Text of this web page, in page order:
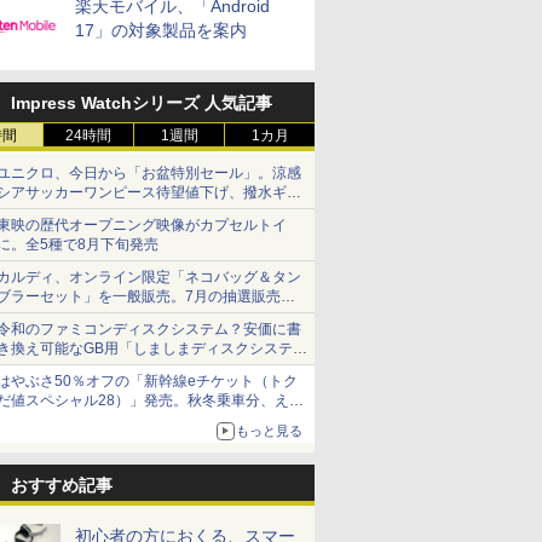
楽天モバイル、「Android
17」の対象製品を案内
Impress Watchシリーズ 人気記事
24時間 1週間 1カ月
ニクロ、今日から「お盆特別セール」。涼感
アサッカーワンピース待望値下げ、撥水ギア
ョーツは1990円に
映の歴代オープニング映像がカプセルトイ
。全5種で8月下旬発売
ルディ、オンライン限定「ネコバッグ＆タン
ラーセット」を一般販売。7月の抽選販売の
選無効分
和のファミコンディスクシステム？安価に書
換え可能なGB用「しましまディスクシステ
」
やぶさ50％オフの「新幹線eチケット（トク
値スペシャル28）」発売。秋冬乗車分、えき
もっと見る
おすすめ記事
初心者の方におくる、スマー